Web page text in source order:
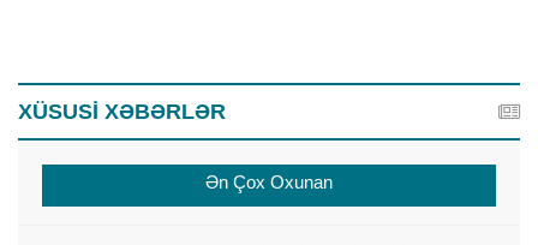
XÜSUSİ XƏBƏRLƏR
Ən Çox Oxunan